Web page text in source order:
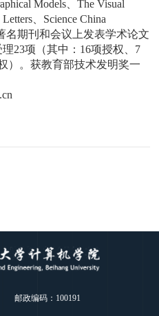
Models、The Visual
、Science China
名期刊和会议上发表学术论文
23项（其中：16项授权、7
）。获教育部技术发明奖一
邮政编码：100191